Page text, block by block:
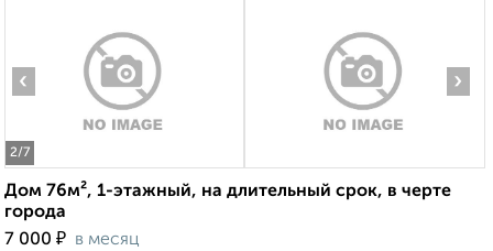
2/7
‹ ›
Дом 76м², 1-этажный, на длительный срок, в черте
города
7 000 ₽ в месяц